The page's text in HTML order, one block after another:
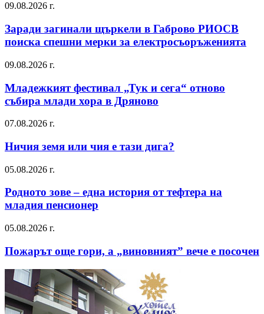
09.08.2026 г.
Заради загинали щъркели в Габрово РИОСВ
поиска спешни мерки за електросъоръженията
09.08.2026 г.
Младежкият фестивал „Тук и сега“ отново
събира млади хора в Дряново
07.08.2026 г.
Ничия земя или чия е тази дига?
05.08.2026 г.
Родното зове – една история от тефтера на
младия пенсионер
05.08.2026 г.
Пожарът още гори, а „виновният” вече е посочен